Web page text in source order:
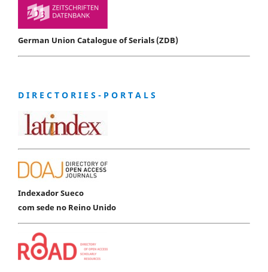
German Union Catalogue of Serials (ZDB)
D I R E C T O R I E S - P O R T A L S
Indexador Sueco
com sede no Reino Unido